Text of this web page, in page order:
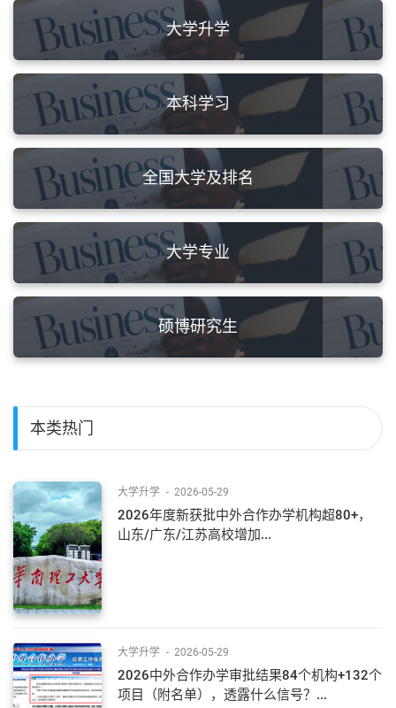
大学升学
本科学习
全国大学及排名
大学专业
硕博研究生
本类热门
大学升学 - 2026-05-29
2026年度新获批中外合作办学机构超80+，
山东/广东/江苏高校增加...
大学升学 - 2026-05-29
2026中外合作办学审批结果84个机构+132个
项目（附名单），透露什么信号？...